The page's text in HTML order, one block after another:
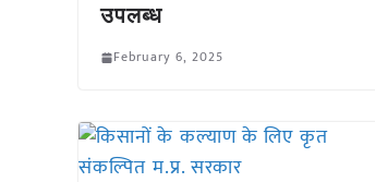
उपलब्ध
February 6, 2025